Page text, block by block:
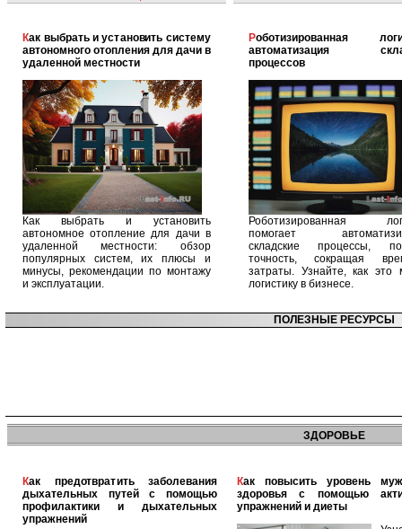
Как выбрать и установить систему
автономного отопления для дачи в
удаленной местности
Как выбрать и установить
автономное отопление для дачи в
удаленной местности: обзор
популярных систем, их плюсы и
минусы, рекомендации по монтажу
и эксплуатации.
Роботизированная логистика:
автоматизация
процессов
Роботизированная
помогает
складские процессы,
точность, сокращая
затраты. Узнайте, как это
логистику в бизнесе.
ПОЛЕЗНЫЕ РЕСУРСЫ
ЗДОРОВЬЕ
Как предотвратить заболевания
дыхательных путей с помощью
профилактики и дыхательных
упражнений
Как повысить уровень мужского
здоровья с помощью
упражнений и диеты